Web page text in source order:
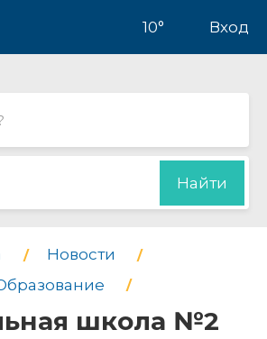
10° Вход
Найти
Новости
школа №2